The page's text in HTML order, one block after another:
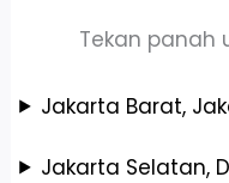
Tekan panah
Jakarta Barat,
Jakarta Selatan,